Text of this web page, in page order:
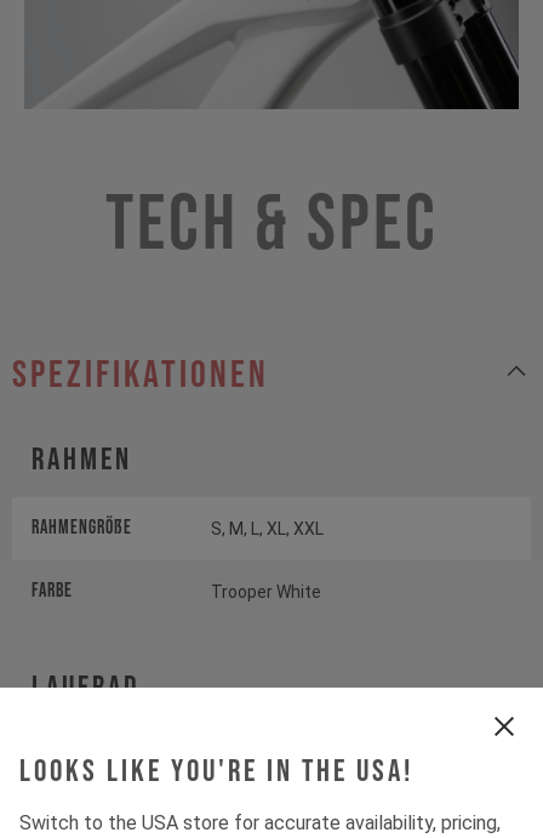
Looks like you're in the USA!
Switch to the USA store for accurate availability, pricing,
Tech & Spec
Spezifikationen
Rahmen
Rahmengröße S, M, L, XL, XXL
Farbe Trooper White
Laufrad
Laufrad
SUNRINGLE DUROC SD37
COMP